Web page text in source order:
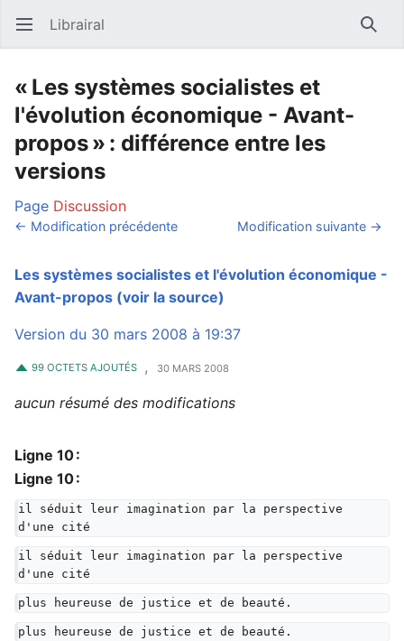
Ouvrir le menu principal Librairal
« Les systèmes socialistes et
l'évolution économique - Avant-
propos » : différence entre les
versions
Page Discussion
← Modification précédente Modification suivante →
Les systèmes socialistes et l'évolution économique -
Avant-propos (voir la source)
Version du 30 mars 2008 à 19:37
99 OCTETS AJOUTÉS , 30 MARS 2008
aucun résumé des modifications
Ligne 10 :
Ligne 10 :
il séduit leur imagination par la perspective
d'une cité
il séduit leur imagination par la perspective
d'une cité
plus heureuse de justice et de beauté.
plus heureuse de justice et de beauté.